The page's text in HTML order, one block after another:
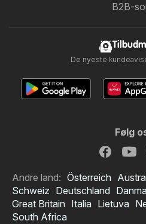
B2B-
De nyeste
Følg
Andre land: Österreich
Schweiz Deutschland
Great Britain Italia Lietuva
South Africa